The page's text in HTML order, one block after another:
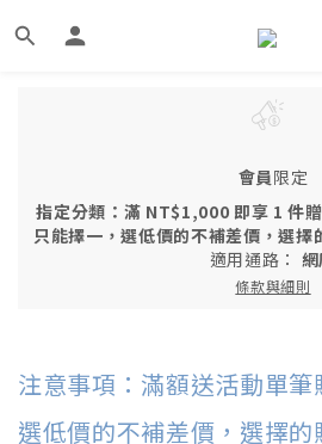
會員限定
指定分類：滿 NT$1,000 即享 1 件
只能擇一，選低價的不補差價，選
適用通路：
條款與細則
注意事項：滿額送活動單筆
選低價的不補差價，選擇